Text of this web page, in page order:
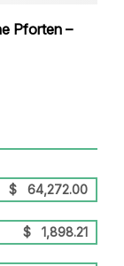
Pforten –
$ 64,272.00
$ 1,898.21